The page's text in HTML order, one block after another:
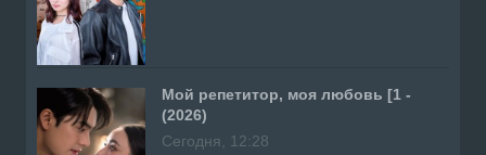
Мой репетитор, моя любовь [1 -
(2026)
Сегодня, 12:28